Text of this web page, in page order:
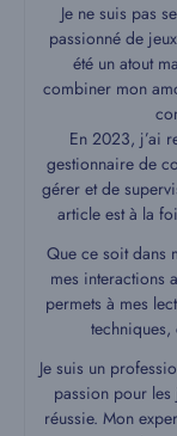
Je ne suis pas
passionné de
été un atout
combiner mon
En 2023, j’ai
gestionnaire de
gérer et de
article est à la
Que ce soit dans
mes interactions
permets à mes
Je suis un
passion pour
réussie. Mon